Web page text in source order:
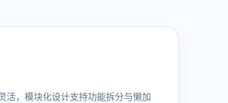
活，模块化设计支持功能拆分与懒加